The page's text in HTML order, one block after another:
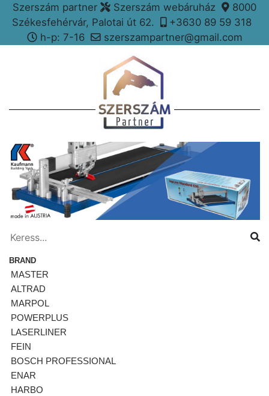
Szerszám partner Szerszám webáruház
8000
Székesfehérvár, Palotai út 62.
+3630 89 59 318
h-p: 7-16
szerszampartner@gmail.com
BRAND
MASTER
ALTRAD
MARPOL
POWERPLUS
LASERLINER
FEIN
BOSCH PROFESSIONAL
ENAR
HARBO